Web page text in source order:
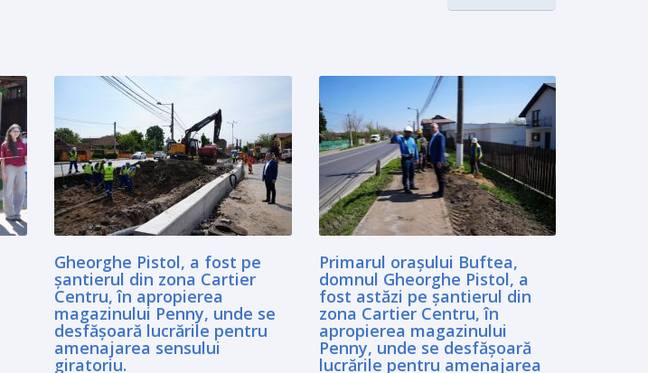
Gheorghe Pistol, a fost pe
șantierul din zona Cartier
Centru, în apropierea
magazinului Penny, unde se
desfășoară lucrările pentru
amenajarea sensului
giratoriu.
Primarul orașului Buftea,
domnul Gheorghe Pistol, a
fost astăzi pe șantierul din
zona Cartier Centru, în
apropierea magazinului
Penny, unde se desfășoară
lucrările pentru amenajarea